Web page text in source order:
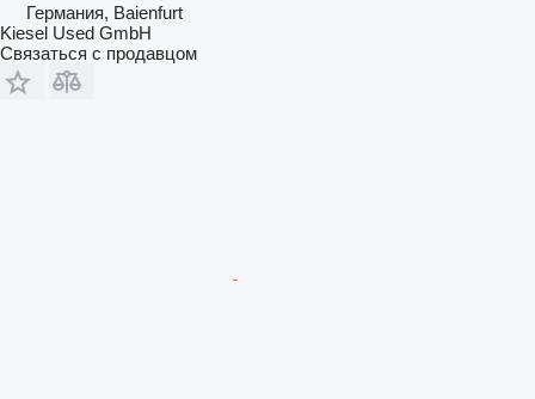
Германия, Baienfurt
Kiesel Used GmbH
Связаться с продавцом